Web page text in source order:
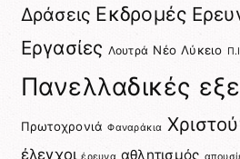
Δράσεις Εκδρομές
Εργασίες Λουτρά Νέο Λύκειο
Πανελλαδικές
Πρωτοχρονιά Φαναράκια
έλεγχοι έρευνα αθλητισμός